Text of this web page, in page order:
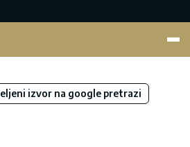
izvor na google pretrazi